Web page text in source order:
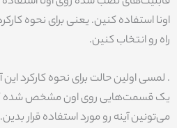
اونا استفاده کنین. یعنی برای نحوه
راه رو انتخاب کنین.
. لمسی اولین حالت برای نحوه کارکرد
یک قسمت‌هایی روی اون مشخص شده
می‌تونین آینه رو مورد استفاده قرار بدین.